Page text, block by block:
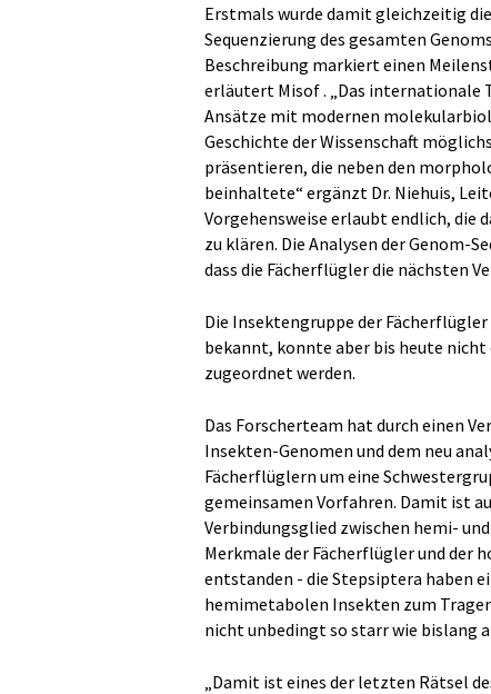
Erstmals wurde damit gleichzeitig
Sequenzierung des gesamten
Beschreibung markiert einen
erläutert Misof . „Das internationale
Ansätze mit modernen
Geschichte der Wissenschaft
präsentieren, die neben den
beinhaltete“ ergänzt Dr. Niehuis,
Vorgehensweise erlaubt endlich, die
zu klären. Die Analysen der Genom-
dass die Fächerflügler die nächsten
Die Insektengruppe der
bekannt, konnte aber bis heute
zugeordnet werden.
Das Forscherteam hat durch einen
Insekten-Genomen und dem neu
Fächerflüglern um eine
gemeinsamen Vorfahren. Damit ist
Verbindungsglied zwischen hemi-
Merkmale der Fächerflügler und der
entstanden - die Stepsiptera haben
hemimetabolen Insekten zum
nicht unbedingt so starr wie bislang
„Damit ist eines der letzten Rätsel